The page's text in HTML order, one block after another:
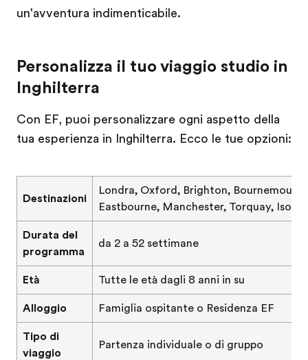
un'avventura indimenticabile.
Personalizza il tuo viaggio studio in
Inghilterra
Con EF, puoi personalizzare ogni aspetto della
tua esperienza in Inghilterra. Ecco le tue opzioni:
Destinazioni
Londra, Oxford, Brighton,
Eastbourne, Manchester, Torquay, Isola
Durata del
programma
da 2 a 52 settimane
Età Tutte le età dagli 8 anni in su
Alloggio Famiglia ospitante o Residenza EF
Tipo di
viaggio
Partenza individuale o di gruppo